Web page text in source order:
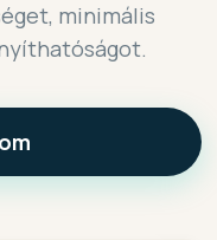
minimális